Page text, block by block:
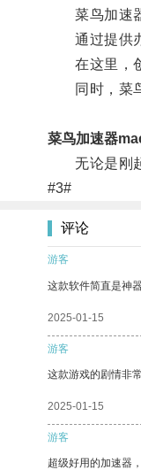
菜鸟加速器
通过提供办
在这里，创
同时，菜鸟
菜鸟加速器
无论是刚起
#3#
评论
游客
这款软件简直是神
2025-01-15
游客
这款游戏的剧情非
2025-01-15
游客
超级好用的加速器